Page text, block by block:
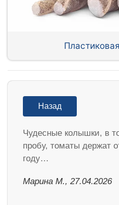
Назад
Чудесные колышки, в
пробу, томаты держат
году…
Марина М., 27.04.2026